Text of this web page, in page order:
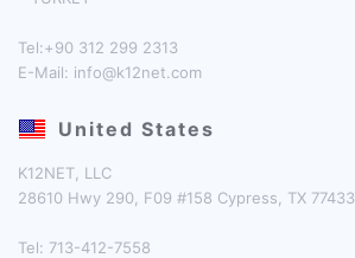
Tel:+90 312 299 2313
E-Mail: info@k12net.com
United States
K12NET, LLC
28610 Hwy 290, F09 #158 Cypress, TX 77433
Tel: 713-412-7558